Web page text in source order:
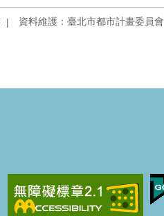
資料維護：臺北市都市計畫委員會